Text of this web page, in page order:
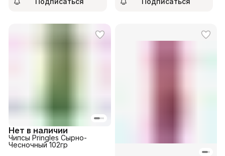
Нет в наличии
Чипсы Pringles Сырно-
Чесночный 102гр